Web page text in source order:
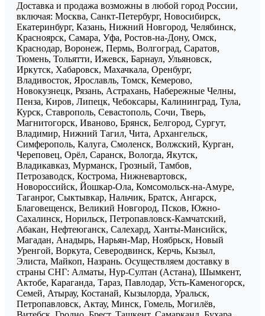
Доставка и продажа возможны в любой город России,
включая: Москва, Санкт-Петербург, Новосибирск,
Екатеринбург, Казань, Нижний Новгород, Челябинск,
Красноярск, Самара, Уфа, Ростов-на-Дону, Омск,
Краснодар, Воронеж, Пермь, Волгоград, Саратов,
Тюмень, Тольятти, Ижевск, Барнаул, Ульяновск,
Иркутск, Хабаровск, Махачкала, Оренбург,
Владивосток, Ярославль, Томск, Кемерово,
Новокузнецк, Рязань, Астрахань, Набережные Челны,
Пенза, Киров, Липецк, Чебоксары, Калининград, Тула,
Курск, Ставрополь, Севастополь, Сочи, Тверь,
Магнитогорск, Иваново, Брянск, Белгород, Сургут,
Владимир, Нижний Тагил, Чита, Архангельск,
Симферополь, Калуга, Смоленск, Волжский, Курган,
Череповец, Орёл, Саранск, Вологда, Якутск,
Владикавказ, Мурманск, Грозный, Тамбов,
Петрозаводск, Кострома, Нижневартовск,
Новороссийск, Йошкар-Ола, Комсомольск-на-Амуре,
Таганрог, Сыктывкар, Нальчик, Братск, Ангарск,
Благовещенск, Великий Новгород, Псков, Южно-
Сахалинск, Норильск, Петропавловск-Камчатский,
Абакан, Нефтеюганск, Салехард, Ханты-Мансийск,
Магадан, Анадырь, Нарьян-Мар, Ноябрьск, Новый
Уренгой, Воркута, Северодвинск, Керчь, Кызыл,
Элиста, Майкоп, Назрань. Осуществляем доставку в
страны СНГ: Алматы, Нур-Султан (Астана), Шымкент,
Актобе, Караганда, Тараз, Павлодар, Усть-Каменогорск,
Семей, Атырау, Костанай, Кызылорда, Уральск,
Петропавловск, Актау, Минск, Гомель, Могилёв,